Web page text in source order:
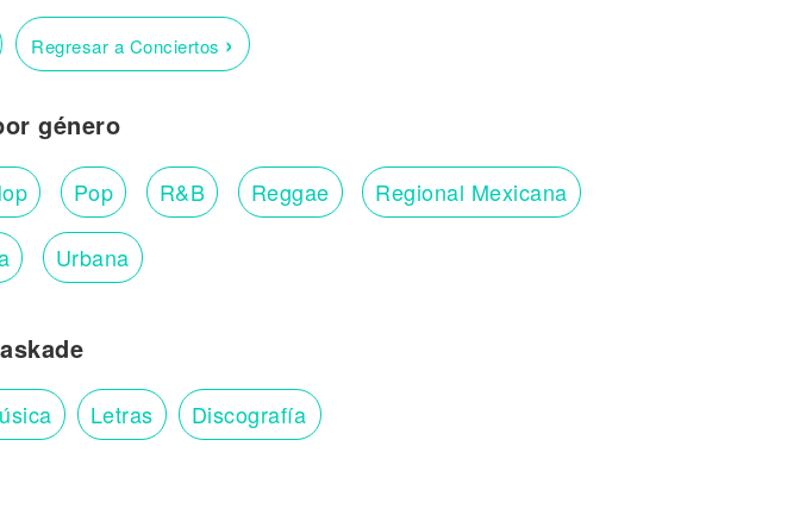
Regresar a Conciertos ›
género
Pop R&B Reggae Regional Mexicana
Urbana
Letras Discografía